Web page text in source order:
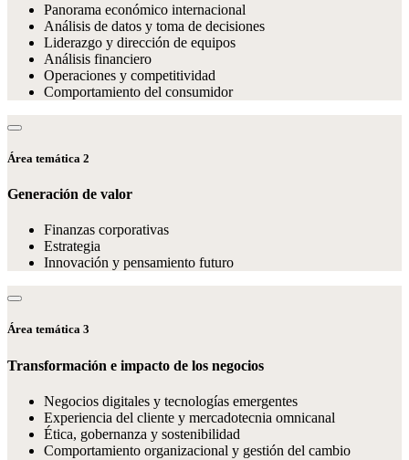
Panorama económico internacional
Análisis de datos y toma de decisiones
Liderazgo y dirección de equipos
Análisis financiero
Operaciones y competitividad
Comportamiento del consumidor
Área temática 2
Generación de valor
Finanzas corporativas
Estrategia
Innovación y pensamiento futuro
Área temática 3
Transformación e impacto de los negocios
Negocios digitales y tecnologías emergentes
Experiencia del cliente y mercadotecnia omnicanal
Ética, gobernanza y sostenibilidad
Comportamiento organizacional y gestión del cambio